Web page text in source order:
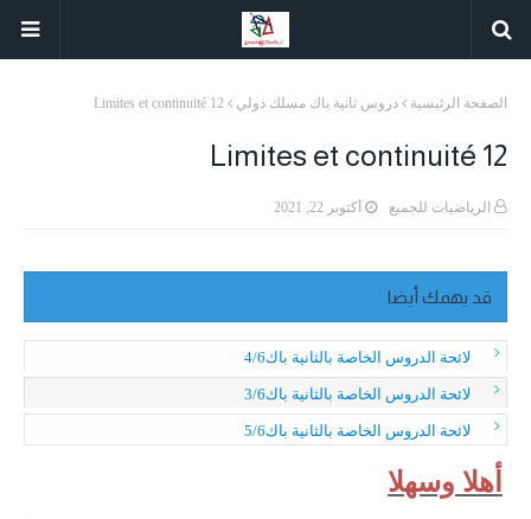
الصفحة الرئيسية دروس ثانية باك مسلك دولي Limites et continuité 12
Limites et continuité 12
الرياضيات للجميع أكتوبر 22, 2021
قد يهمك أيضا
لائحة الدروس الخاصة بالثانية باك4/6
لائحة الدروس الخاصة بالثانية باك3/6
لائحة الدروس الخاصة بالثانية باك5/6
أهلا وسهلا